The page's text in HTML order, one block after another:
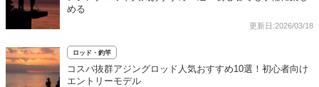
める
更新日:2026/03/18
ロッド・釣竿
コスパ抜群アジングロッド人気おすすめ10選！初心者向け
エントリーモデル